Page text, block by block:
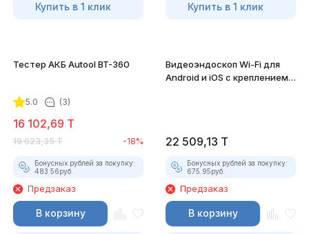
Купить в 1 клик Купить в 1 клик
Тестер АКБ Autool BT-360
5.0 (3)
16 102,69 T
19 623,35 T -18%
Бонусных рублей за покупку:
483.56руб.
Предзаказ
В корзину
Видеоэндоскоп Wi-Fi для
Android и iOS с креплением
22 509,13 T
Бонусных рублей за покупку:
675.95руб.
Предзаказ
В корзину